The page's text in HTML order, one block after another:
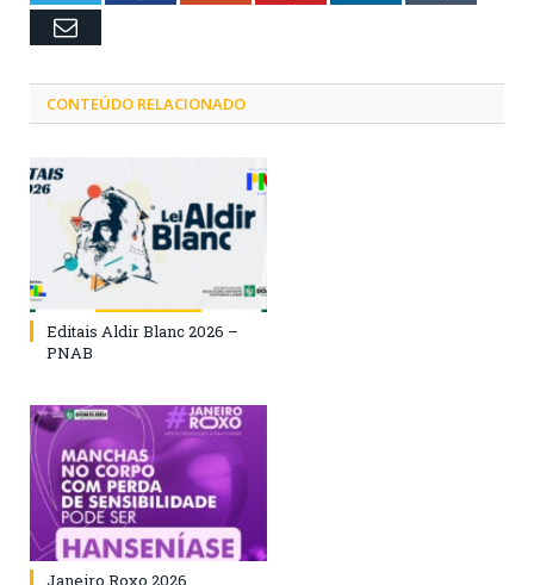
Email
CONTEÚDO RELACIONADO
Editais Aldir Blanc 2026 –
PNAB
Janeiro Roxo 2026